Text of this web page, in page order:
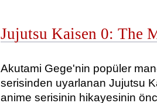
Jujutsu Kaisen 0: The
Akutami Gege'nin popüler
serisinden uyarlanan Jujutsu
anime serisinin hikayesinin